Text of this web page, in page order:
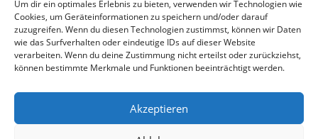
Um dir ein optimales Erlebnis zu bieten, verwenden wir Technologien wie
Cookies, um Geräteinformationen zu speichern und/oder darauf
zuzugreifen. Wenn du diesen Technologien zustimmst, können wir Daten
wie das Surfverhalten oder eindeutige IDs auf dieser Website
verarbeiten. Wenn du deine Zustimmung nicht erteilst oder zurückziehst,
können bestimmte Merkmale und Funktionen beeinträchtigt werden.
Akzeptieren
Ein vermeintliches Abschiebemärchen
Archiv